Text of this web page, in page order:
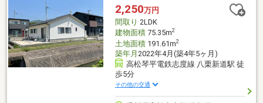
地見学受付中！お気軽にお問い合わせください。
2,250万円
間取り 2LDK
建物面積75.35m2
土地面積191.61m2
築年月 2022年4月(築4年5ヶ月)
高松琴平電鉄志度線 八栗新道駅 徒
歩5分
その他の交通